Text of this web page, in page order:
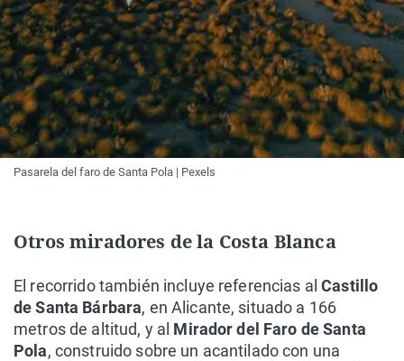
Pasarela del faro de Santa Pola | Pexels
Otros miradores de la Costa Blanca
El recorrido también incluye referencias alCastillo
de Santa Bárbara, en Alicante, situado a 166
metros de altitud, y al Mirador del Faro de Santa
Pola, construido sobre un acantilado con una